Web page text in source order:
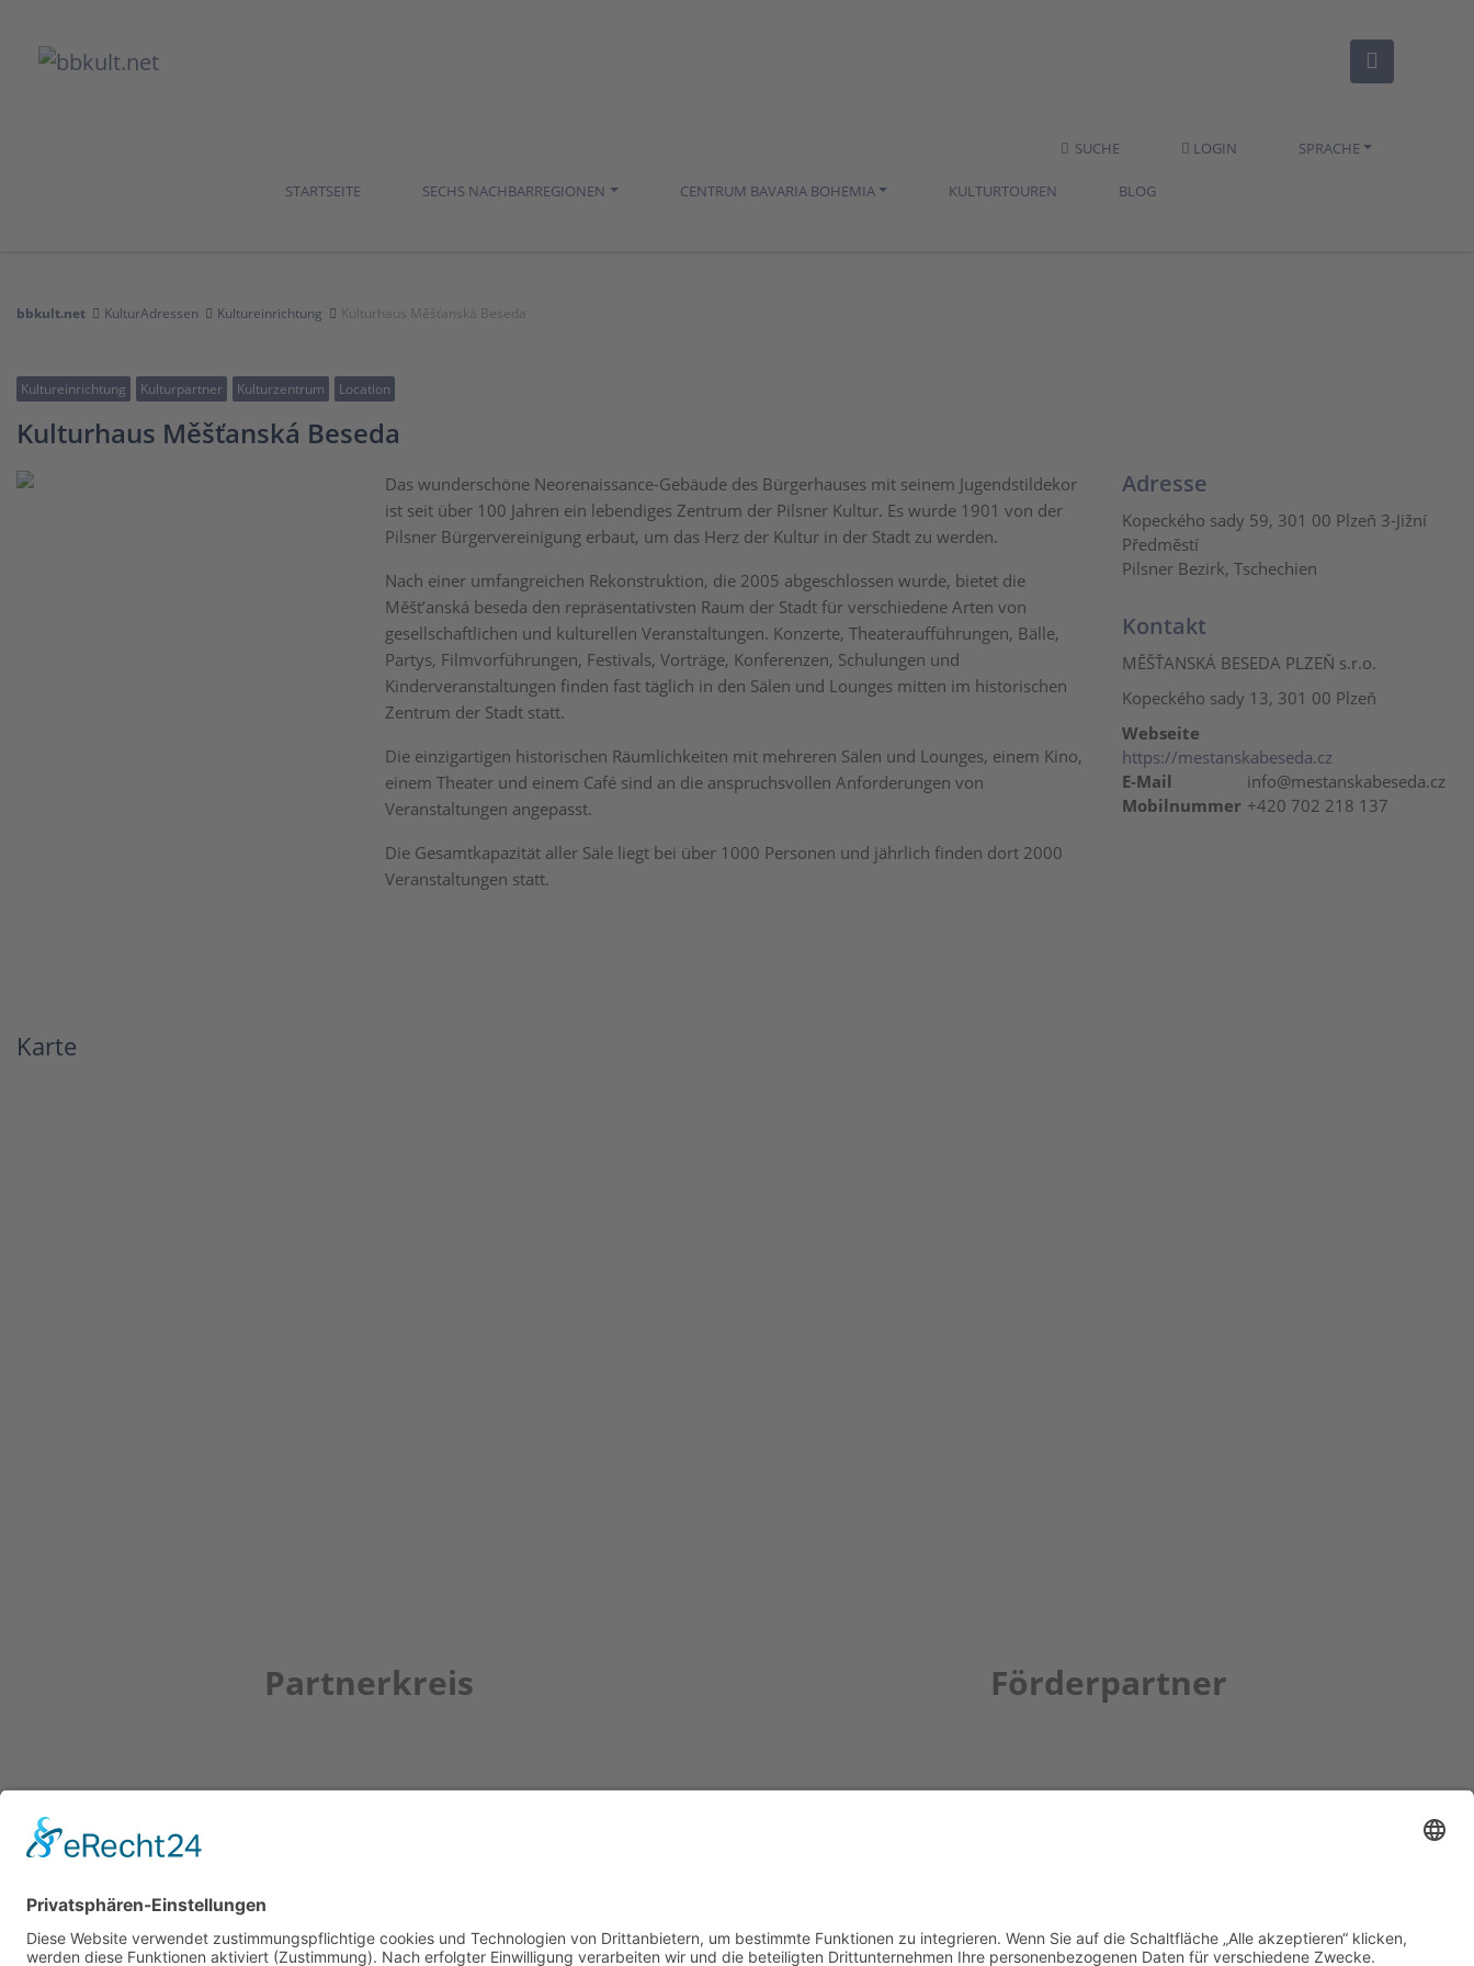
SUCHE LOGIN SPRACHE
STARTSEITE SECHS NACHBARREGIONEN CENTRUM BAVARIA BOHEMIA KULTURTOUREN BLOG
bbkult.net KulturAdressen Kultureinrichtung Kulturhaus Měšťanská Beseda
Kultureinrichtung Kulturpartner Kulturzentrum Location
Kulturhaus Měšťanská Beseda
Das wunderschöne Neorenaissance-Gebäude des Bürgerhauses mit seinem Jugendstildekor
ist seit über 100 Jahren ein lebendiges Zentrum der Pilsner Kultur. Es wurde 1901 von der
Pilsner Bürgervereinigung erbaut, um das Herz der Kultur in der Stadt zu werden.
Nach einer umfangreichen Rekonstruktion, die 2005 abgeschlossen wurde, bietet die
Měšt’anská beseda den repräsentativsten Raum der Stadt für verschiedene Arten von
gesellschaftlichen und kulturellen Veranstaltungen. Konzerte, Theateraufführungen, Bälle,
Partys, Filmvorführungen, Festivals, Vorträge, Konferenzen, Schulungen und
Kinderveranstaltungen finden fast täglich in den Sälen und Lounges mitten im historischen
Zentrum der Stadt statt.
Die einzigartigen historischen Räumlichkeiten mit mehreren Sälen und Lounges, einem Kino,
einem Theater und einem Café sind an die anspruchsvollen Anforderungen von
Veranstaltungen angepasst.
Die Gesamtkapazität aller Säle liegt bei über 1000 Personen und jährlich finden dort 2000
Veranstaltungen statt.
Adresse
Kopeckého sady 59, 301 00 Plzeň 3-Jižní
Předměstí
Pilsner Bezirk, Tschechien
Kontakt
MĚŠŤANSKÁ BESEDA PLZEŇ s.r.o.
Kopeckého sady 13, 301 00 Plzeň
Webseite
https://mestanskabeseda.cz
E-Mail
info@mestanskabeseda.cz
Mobilnummer +420 702 218 137
Karte
Partnerkreis Förderpartner
Newsletter
ZUR ANMELDUNG
Dr. Veronika Hofinger
Freyung 1, 92539 Schönsee